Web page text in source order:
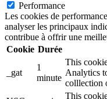
Performance
Les cookies de
analyser les principaux
contribue à offrir une
Cookie Durée
_gat
1
minute
This
Analytics
colllection
This